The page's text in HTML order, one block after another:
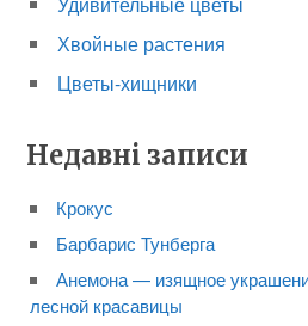
Хвойные растения
Цветы-хищники
Недавні записи
Крокус
Барбарис Тунберга
Анемона — изящное
лесной красавицы